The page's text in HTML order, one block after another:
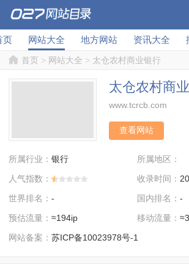
页 网站大全 地方网站 资讯大全
首页 > 网站大全 > 太仓农村商业银行
太仓农村商
www.tcrcb.com
查看网站
所属行业： 银行
所属地区：
人气指数：
收录时间：
世界排名： - 国内排名： -
预估流量： ≈194ip 移动流量：
网站备案： 苏ICP备10023978号-1